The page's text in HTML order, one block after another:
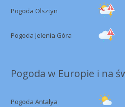
Pogoda Olsztyn
Pogoda Jelenia Góra
Pogoda w Europie i na
Pogoda Antalya